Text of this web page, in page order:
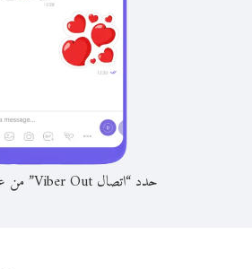
حدد “اتصال Viber Out” من عنوان المحادثة